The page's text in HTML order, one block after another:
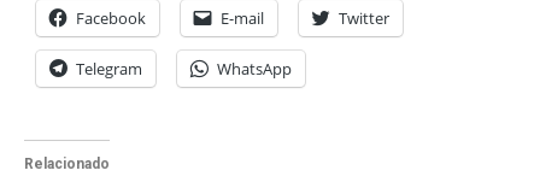
Facebook E-mail Twitter
Telegram WhatsApp
Relacionado